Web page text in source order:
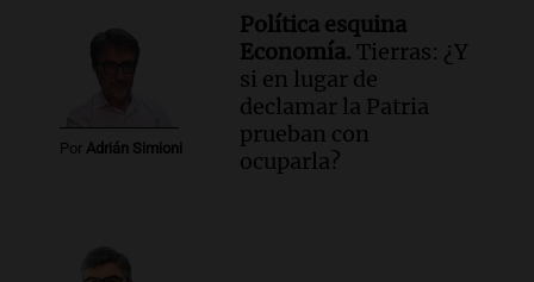
Por Adrián Simioni
Política esquina
Economía. Tierras: ¿Y
si en lugar de
declamar la Patria
prueban con
ocuparla?